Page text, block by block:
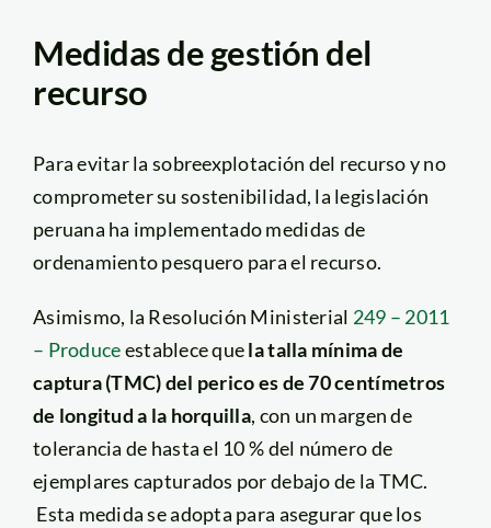
Medidas de gestión del
recurso
Para evitar la sobreexplotación del recurso y no
comprometer su sostenibilidad, la legislación
peruana ha implementado medidas de
ordenamiento pesquero para el recurso.
Asimismo, la Resolución Ministerial 249 – 2011
– Produceestablece quela talla mínima de
captura (TMC) del perico es de 70 centímetros
de longitud a la horquilla, con un margen de
tolerancia de hasta el 10 % del número de
ejemplares capturados por debajo de la TMC.
Esta medida se adopta para asegurar que los